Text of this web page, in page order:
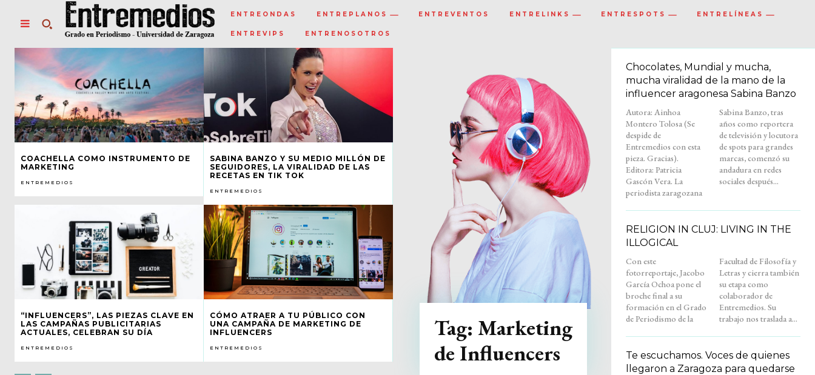
ENTREONDAS ENTREPLANOS ENTREVENTOS ENTRELINKS ENTRESPOTS ENTRELÍNEAS
ENTREVIPS ENTRENOSOTROS
COACHELLA COMO INSTRUMENTO DE
MARKETING
ENTREMEDIOS
SABINA BANZO Y SU MEDIO MILLÓN DE
SEGUIDORES, LA VIRALIDAD DE LAS
RECETAS EN TIK TOK
ENTREMEDIOS
“INFLUENCERS”, LAS PIEZAS CLAVE EN
LAS CAMPAÑAS PUBLICITARIAS
ACTUALES, CELEBRAN SU DÍA
ENTREMEDIOS
CÓMO ATRAER A TU PÚBLICO CON
UNA CAMPAÑA DE MARKETING DE
INFLUENCERS
ENTREMEDIOS
Tag: Marketing
de Influencers
Chocolates, Mundial y mucha,
mucha viralidad de la mano de la
influencer aragonesa Sabina Banzo
Autora: Ainhoa
Montero Tolosa (Se
despide de
Entremedios con esta
pieza. Gracias).
Editora: Patricia
Gascón Vera. La
periodista zaragozana
Sabina Banzo, tras
años como reportera
de televisión y locutora
de spots para grandes
marcas, comenzó su
andadura en redes
sociales después...
RELIGION IN CLUJ: LIVING IN THE
ILLOGICAL
Con este
fotorreportaje, Jacobo
García Ochoa pone el
broche final a su
formación en el Grado
de Periodismo de la
Facultad de Filosofía y
Letras y cierra también
su etapa como
colaborador de
Entremedios. Su
trabajo nos traslada a...
Te escuchamos. Voces de quienes
llegaron a Zaragoza para quedarse